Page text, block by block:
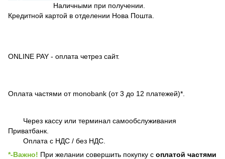
Наличными при получении.
Кредитной картой в отделении Нова Пошта.
ONLINE PAY - оплата четрез сайт.
Оплата частями от monobank (от 3 до 12 платежей)*.
Через кассу или терминал самообслуживания
Приватбанк.
Оплата с НДС / без НДС.
*-Важно! При желании совершить покупку с оплатой частями